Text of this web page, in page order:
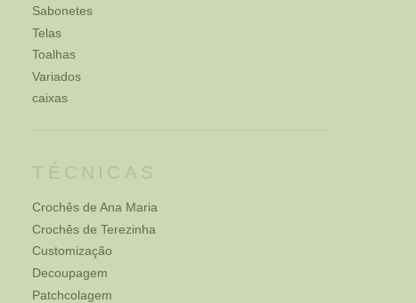
Sabonetes
Telas
Toalhas
Variados
caixas
TÉCNICAS
Crochês de Ana Maria
Crochês de Terezinha
Customização
Decoupagem
Patchcolagem